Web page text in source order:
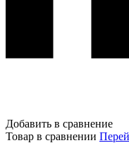
Добавить в сравнение
Товар в сравнении